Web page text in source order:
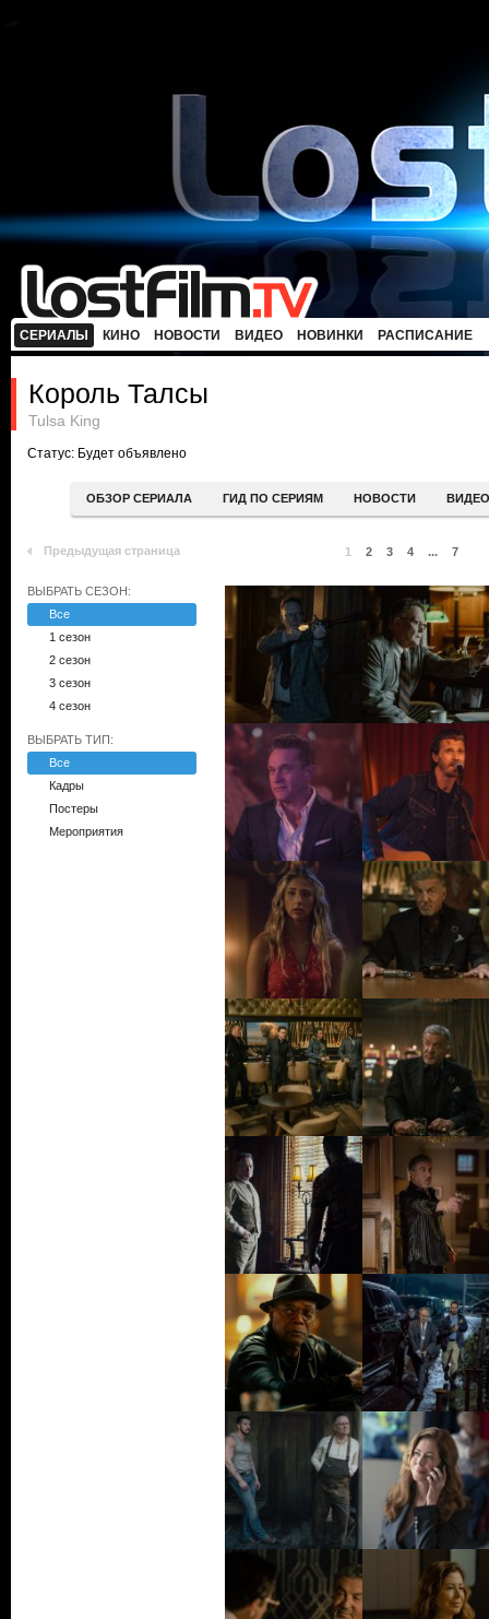
СЕРИАЛЫ КИНО НОВОСТИ ВИДЕО НОВИНКИ РАСПИСАНИЕ
Король Талсы
Tulsa King
Статус: Будет объявлено
ОБЗОР СЕРИАЛА ГИД ПО СЕРИЯМ НОВОСТИ ВИДЕО
Предыдущая страница 1 2 3 4 ... 7
ВЫБРАТЬ СЕЗОН:
Все
1 сезон
2 сезон
3 сезон
4 сезон
ВЫБРАТЬ ТИП:
Все
Кадры
Постеры
Мероприятия